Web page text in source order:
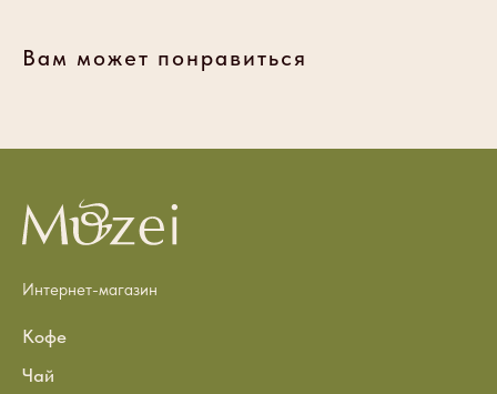
Вам может понравиться
Интернет-магазин
Кофе
Чай